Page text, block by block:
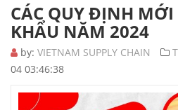
CÁC QUY ĐỊNH MỚI
KHẨU NĂM 2024
by: VIETNAM SUPPLY CHAIN
04 03:46:38